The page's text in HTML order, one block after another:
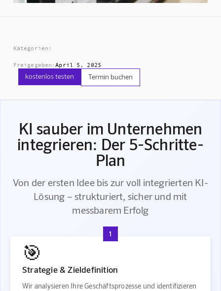
Kategorien:
Freigegeben:April 5, 2025
kostenlos testen Termin buchen
KI sauber im Unternehmen
integrieren: Der 5-Schritte-
Plan
Von der ersten Idee bis zur voll integrierten KI-
Lösung – strukturiert, sicher und mit
messbarem Erfolg
1
🎯
Strategie & Zieldefinition
Wir analysieren Ihre Geschäftsprozesse und identifizieren